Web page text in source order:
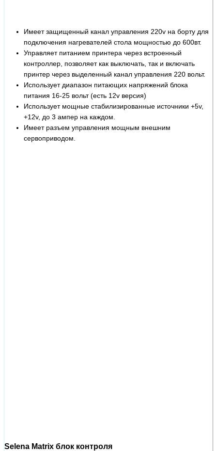
Имеет защищенный канал управления 220v на борту для
подключения нагревателей стола мощностью до 600вт.
Управляет питанием принтера через встроенный
контроллер, позволяет как выключать, так и включать
принтер через выделенный канал управления 220 вольт.
Использует диапазон питающих напряжений блока
питания 16-25 вольт (есть 12v версия)
Использует мощные стабилизированные источники +5v,
+12v, до 3 ампер на каждом.
Имеет разъем управления мощным внешним
сервоприводом.
Selena Matrix блок контроля